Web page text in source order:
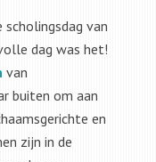
van
dag was het!
van
buiten om aan
en
zijn in de